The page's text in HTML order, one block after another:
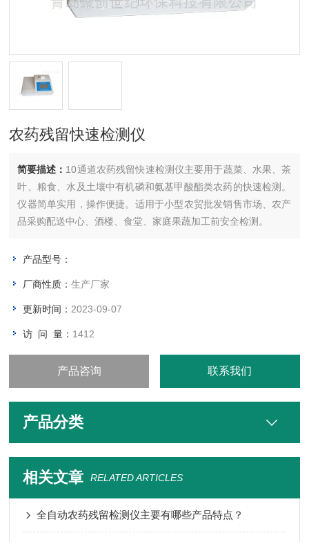
农药残留快速检测仪
简要描述： 10通道农药残留快速检测仪主要用于蔬菜、水果、茶
叶、粮食、水及土壤中有机磷和氨基甲酸酯类农药的快速检测。
仪器简单实用，操作便捷。适用于小型农贸批发销售市场、农产
品采购配送中心、酒楼、食堂、家庭果蔬加工前安全检测。
产品型号：
厂商性质：生产厂家
更新时间： 2023-09-07
访 问 量： 1412
产品咨询 联系我们
产品分类
相关文章 RELATED ARTICLES
全自动农药残留检测仪主要有哪些产品特点？